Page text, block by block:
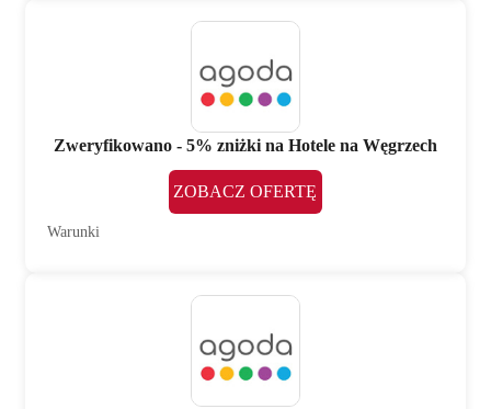
Zweryfikowano - 5% zniżki na Hotele na Węgrzech
ZOBACZ OFERTĘ
Warunki